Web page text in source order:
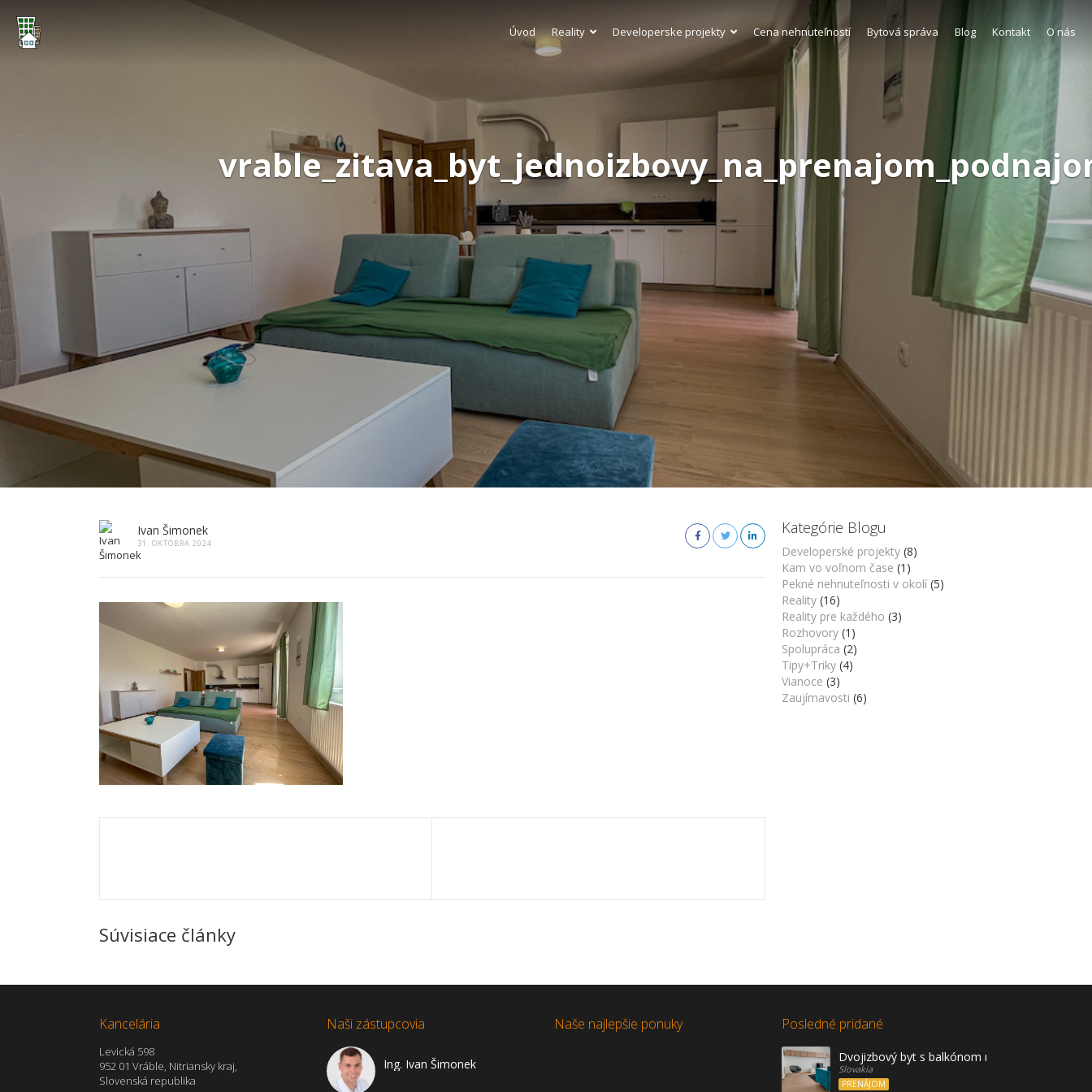
Úvod Reality Developerske projekty Cena nehnuteľností Bytová správa Blog Kontakt O nás
Ivan Šimonek
31. OKTÓBRA 2024
Súvisiace články
Kategórie Blogu
Developerské projekty (8)
Kam vo voľnom čase (1)
Pekné nehnuteľnosti v okolí (5)
Reality (16)
Reality pre každého (3)
Rozhovory (1)
Spolupráca (2)
Tipy+Triky (4)
Vianoce (3)
Zaujímavosti (6)
Kancelária
Levická 598
952 01 Vráble, Nitriansky kraj,
Slovenská republika
Naši zástupcovia
Ing. Ivan Šimonek
Naše najlepšie ponuky Posledné pridané
Dvojizbový byt s balkónom na prenájom, Vráble
Slovakia
PRENÁJOM